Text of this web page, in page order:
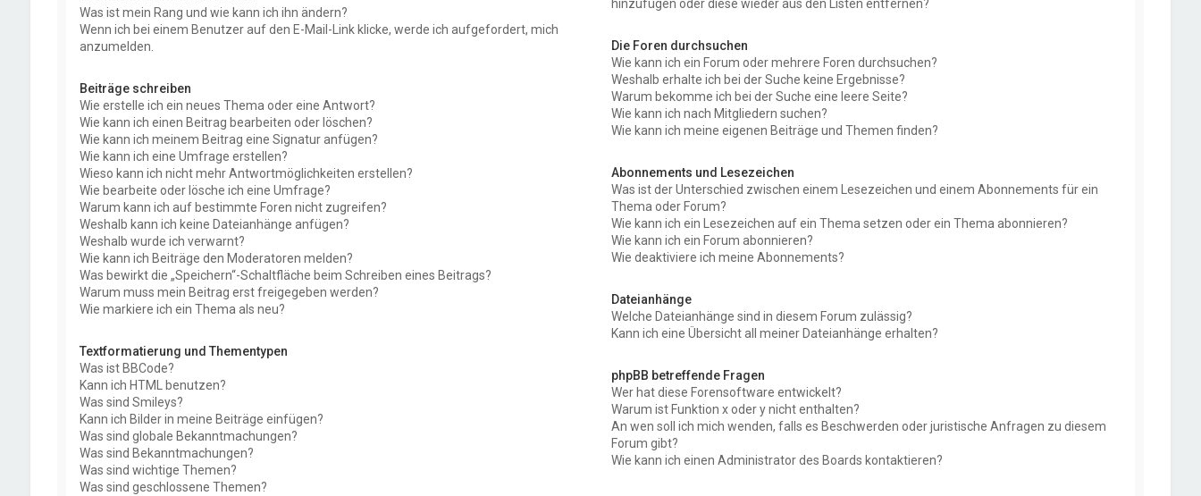
Was ist mein Rang und wie kann ich ihn ändern?
Wenn ich bei einem Benutzer auf den E-Mail-Link klicke, werde ich aufgefordert, mich
anzumelden.
Beiträge schreiben
Wie erstelle ich ein neues Thema oder eine Antwort?
Wie kann ich einen Beitrag bearbeiten oder löschen?
Wie kann ich meinem Beitrag eine Signatur anfügen?
Wie kann ich eine Umfrage erstellen?
Wieso kann ich nicht mehr Antwortmöglichkeiten erstellen?
Wie bearbeite oder lösche ich eine Umfrage?
Warum kann ich auf bestimmte Foren nicht zugreifen?
Weshalb kann ich keine Dateianhänge anfügen?
Weshalb wurde ich verwarnt?
Wie kann ich Beiträge den Moderatoren melden?
Was bewirkt die „Speichern“-Schaltfläche beim Schreiben eines Beitrags?
Warum muss mein Beitrag erst freigegeben werden?
Wie markiere ich ein Thema als neu?
Textformatierung und Thementypen
Was ist BBCode?
Kann ich HTML benutzen?
Was sind Smileys?
Kann ich Bilder in meine Beiträge einfügen?
Was sind globale Bekanntmachungen?
Was sind Bekanntmachungen?
Was sind wichtige Themen?
Was sind geschlossene Themen?
hinzufügen oder diese wieder aus den Listen entfernen?
Die Foren durchsuchen
Wie kann ich ein Forum oder mehrere Foren durchsuchen?
Weshalb erhalte ich bei der Suche keine Ergebnisse?
Warum bekomme ich bei der Suche eine leere Seite?
Wie kann ich nach Mitgliedern suchen?
Wie kann ich meine eigenen Beiträge und Themen finden?
Abonnements und Lesezeichen
Was ist der Unterschied zwischen einem Lesezeichen und einem Abonnements für ein
Thema oder Forum?
Wie kann ich ein Lesezeichen auf ein Thema setzen oder ein Thema abonnieren?
Wie kann ich ein Forum abonnieren?
Wie deaktiviere ich meine Abonnements?
Dateianhänge
Welche Dateianhänge sind in diesem Forum zulässig?
Kann ich eine Übersicht all meiner Dateianhänge erhalten?
phpBB betreffende Fragen
Wer hat diese Forensoftware entwickelt?
Warum ist Funktion x oder y nicht enthalten?
An wen soll ich mich wenden, falls es Beschwerden oder juristische Anfragen zu diesem
Forum gibt?
Wie kann ich einen Administrator des Boards kontaktieren?